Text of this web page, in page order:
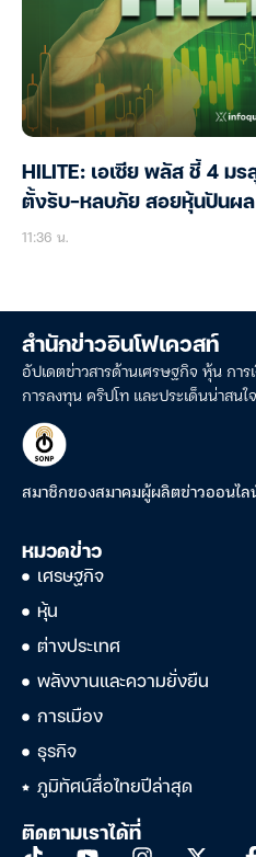
HILITE: เอเซีย พลัส ชี้ 4 ม
ตั้งรับ-หลบภัย สอยหุ้นปันผล
11:36 น.
สำนักข่าวอินโฟเควสท์
อัปเดตข่าวสารด้านเศรษฐกิจ หุ้น การ
การลงทุน คริปโท และประเด็นน่าสนใ
สมาชิกของสมาคมผู้ผลิตข่าวออนไล
หมวดข่าว
เศรษฐกิจ
หุ้น
ต่างประเทศ
พลังงานและความยั่งยืน
การเมือง
ธุรกิจ
ภูมิทัศน์สื่อไทยปีล่าสุด
ติดตามเราได้ที่